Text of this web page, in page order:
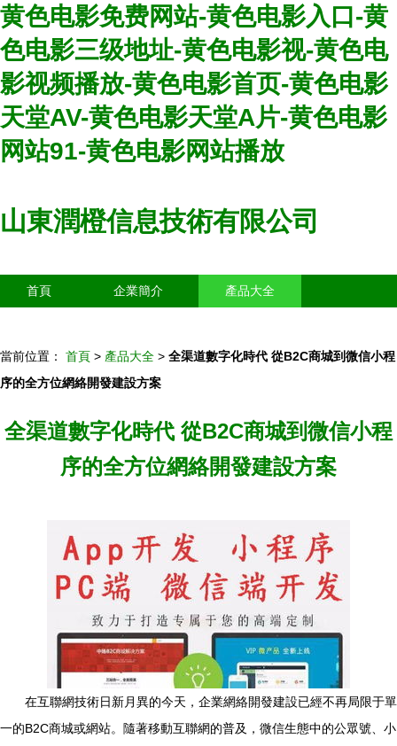
黄色电影免费网站-黄色电影入口-黄
色电影三级地址-黄色电影视-黄色电
影视频播放-黄色电影首页-黄色电影
天堂AV-黄色电影天堂A片-黄色电影
网站91-黄色电影网站播放
山東潤橙信息技術有限公司
首頁 企業簡介 產品大全
當前位置： 首頁 > 產品大全 > 全渠道數字化時代 從B2C商城到微信小程
序的全方位網絡開發建設方案
全渠道數字化時代 從B2C商城到微信小程
序的全方位網絡開發建設方案
在互聯網技術日新月異的今天，企業網絡開發建設已經不再局限于單
一的B2C商城或網站。隨著移動互聯網的普及，微信生態中的公眾號、小